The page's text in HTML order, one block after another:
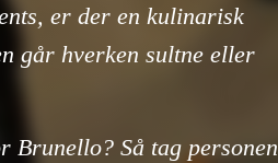
er der en kulinarisk
går hverken sultne eller
Brunello? Så tag personen